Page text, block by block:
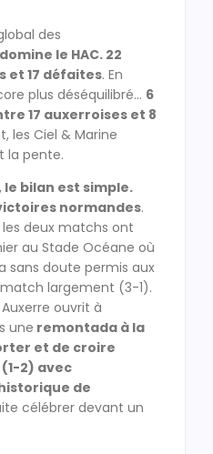
des
domine le HAC. 22
et 17 défaites. En
plus déséquilibré… 6
17 auxerroises et 8
les Ciel & Marine
la pente.
bilan est simple.
normandes.
les deux matchs ont
au Stade Océane où
sans doute permis aux
largement (3-1).
ouvrit à
une remontada à la
et de croire
2) avec
de
célébrer devant un